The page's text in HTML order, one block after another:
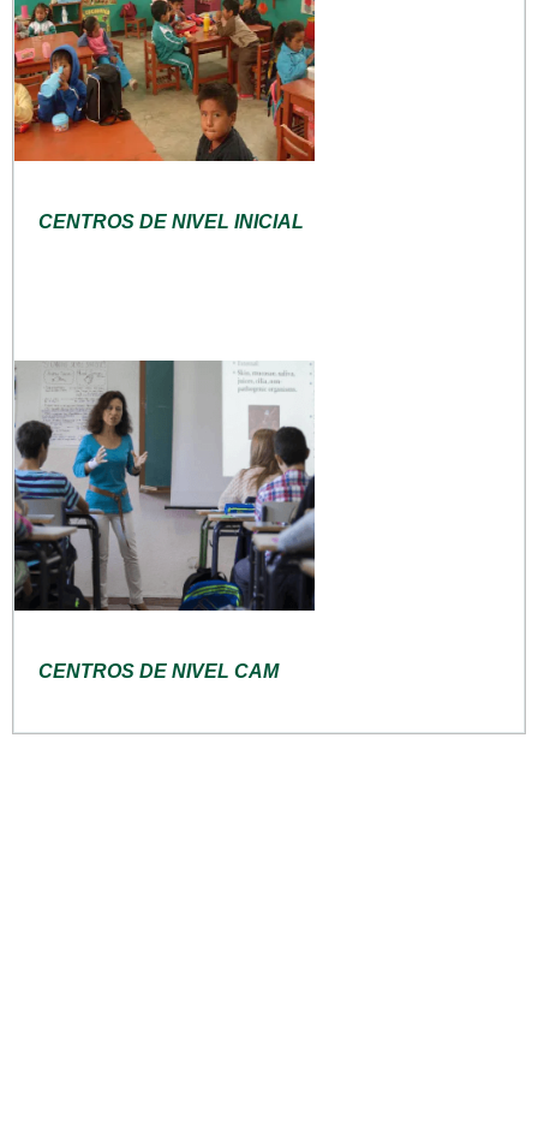
CENTROS DE NIVEL INICIAL
CENTROS DE NIVEL CAM